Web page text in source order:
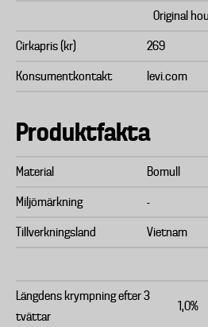
Original
Cirkapris (kr) 269
Konsumentkontakt levi.com
Produktfakta
Material Bomull
Miljömärkning -
Tillverkningsland Vietnam
Längdens krympning efter 3
tvättar
1,0%